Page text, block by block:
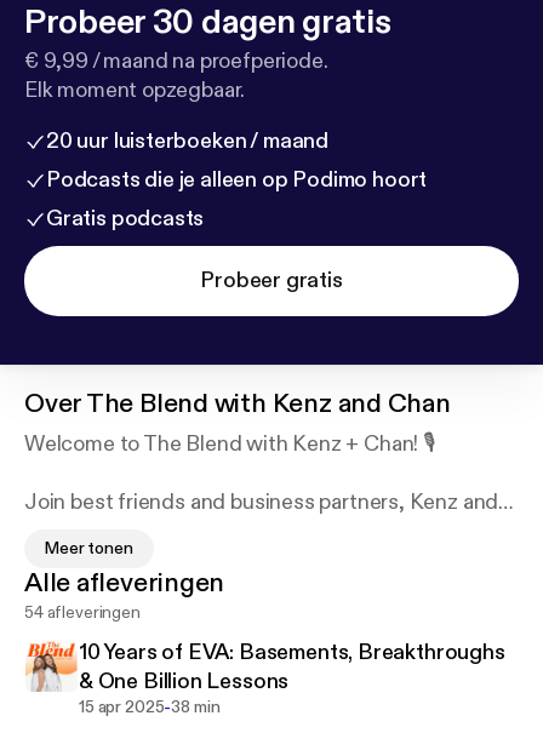
Probeer 30 dagen gratis
€ 9,99 / maand na proefperiode.
Elk moment opzegbaar.
20 uur luisterboeken / maand
Podcasts die je alleen op Podimo hoort
Gratis podcasts
Probeer gratis
OverThe Blend with Kenz and Chan
Welcome to The Blend with Kenz + Chan! 🎙️
Join best friends and business partners, Kenz and
learned, and honest conversations about
entrepreneurship and life. From practical strategies
to personal anecdotes, they keep it real while
emphasizing the importance of mental health and
friendship in the founder journey. Tune in for a
refreshing take on blending business and
Meer tonen
Alle afleveringen
54 afleveringen
10 Years of EVA: Basements, Breakthroughs
& One Billion Lessons
15 apr 2025-38 min